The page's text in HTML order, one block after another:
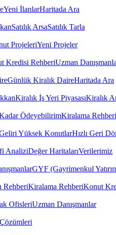
Yeni İlanlarHaritada Ara
Satılık ArsaSatılık Tarla
ProjeleriYeni Projeler
Kredisi RehberiUzman
Günlük Kiralık DaireHaritada Ara
Kiralık İş Yeri PiyasasıKiralık
ÖdeyebilirimKiralama Rehberi
Yüksek KonutlarHızlı Geri
AnaliziDeğer HaritalarıVerilerimiz
GYF (Gayrimenkul
RehberiKiralama RehberiKonut
OfisleriUzman Danışmanlar